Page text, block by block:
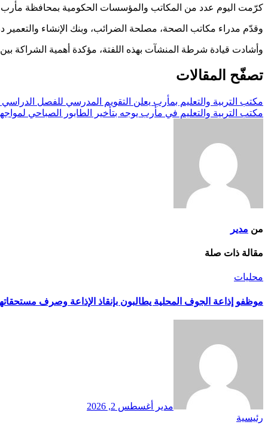
كرّمت اليوم عدد من المكاتب والمؤسسات الحكومية بمحافظة مأرب
وقدّم مدراء مكاتب الصحة، مصلحة الضرائب، وبنك الإنشاء
وأشادت قيادة شرطة المنشآت بهذه اللفتة، مؤكدة أهمية الشراكة
تصفّح المقالات
مكتب التربية والتعليم بمأرب يعلن التقويم المدرسي للفصل الدراسي الثاني
مكتب التربية والتعليم في مأرب يوجه بتأخير الطابور الصباحي
من مدير
مقالة ذات صلة
محليات
موظفو إذاعة الجوف المحلية يطالبون بإنقاذ الإذاعة وصرف
مدير
أغسطس 2, 2026
رئيسية